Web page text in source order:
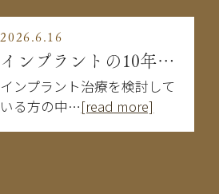
2026.6.16
インプラントの10年後はどうなる？長持ちする人・しない人の違い
インプラント治療を検討して
いる方の中…[read more]